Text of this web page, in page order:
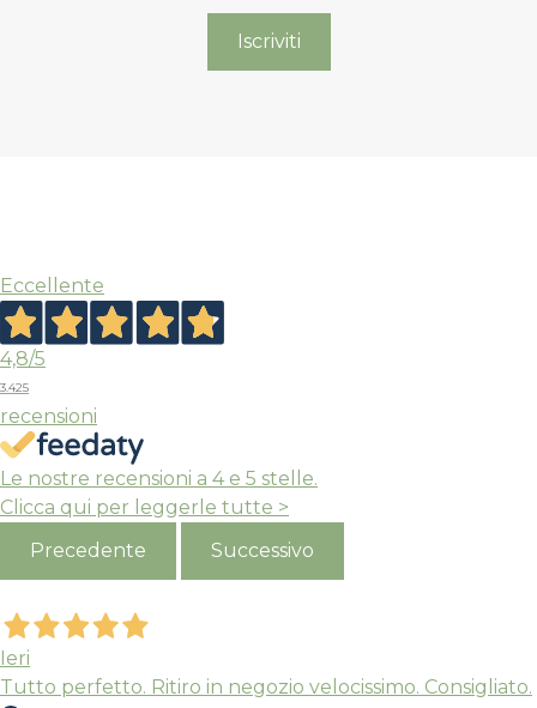
Eccellente
4,8/5
3.425
recensioni
Le nostre recensioni a 4 e 5 stelle.
Clicca qui per leggerle tutte >
Precedente
Successivo
Ieri
Tutto perfetto. Ritiro in negozio velocissimo. Consigliato.